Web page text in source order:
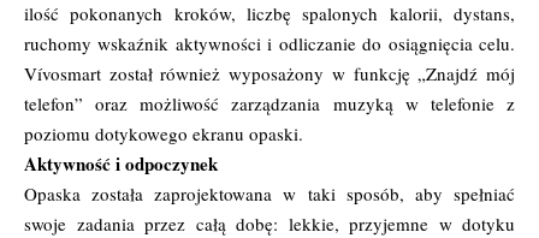
ilość pokonanych kroków, liczbę spalonych kalorii, dystans,
ruchomy wskaźnik aktywności i odliczanie do osiągnięcia celu.
Vívosmart został również wyposażony w funkcję „Znajdź mój
telefon” oraz możliwość zarządzania muzyką w telefonie z
poziomu dotykowego ekranu opaski.
Aktywność i odpoczynek
Opaska została zaprojektowana w taki sposób, aby spełniać
swoje zadania przez całą dobę: lekkie, przyjemne w dotyku